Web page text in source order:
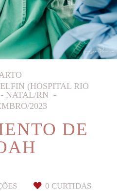
(HOSPITAL RIO
NATAL/RN
2023
DE
0 CURTIDAS